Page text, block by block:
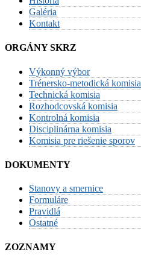
Galéria
Kontakt
ORGÁNY SKRZ
Výkonný výbor
Trénersko-metodická komisia
Technická komisia
Rozhodcovská komisia
Kontrolná komisia
Disciplinárna komisia
Komisia pre riešenie sporov
DOKUMENTY
Stanovy a smernice
Formuláre
Pravidlá
Ostatné
ZOZNAMY